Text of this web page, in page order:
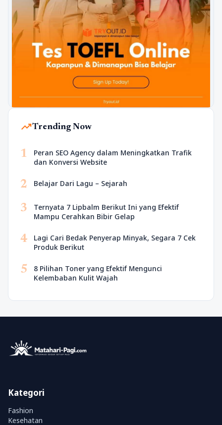
trending_upTrending Now
1
Peran SEO Agency dalam Meningkatkan Trafik
dan Konversi Website
2 Belajar Dari Lagu – Sejarah
3
Ternyata 7 Lipbalm Berikut Ini yang Efektif
Mampu Cerahkan Bibir Gelap
4
Lagi Cari Bedak Penyerap Minyak, Segara 7 Cek
Produk Berikut
5
8 Pilihan Toner yang Efektif Mengunci
Kelembaban Kulit Wajah
Kategori
Fashion
Kesehatan